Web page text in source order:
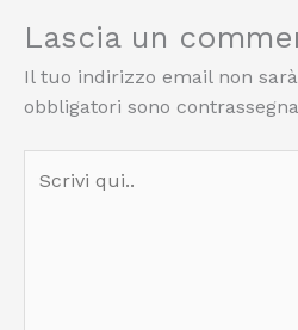
Lascia un
Il tuo indirizzo email non
obbligatori sono
qui..